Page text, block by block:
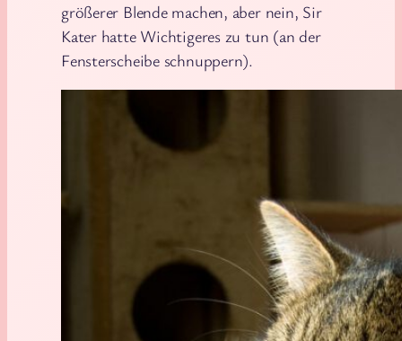
größerer Blende machen, aber nein, Sir
Kater hatte Wichtigeres zu tun (an der
Fensterscheibe schnuppern).